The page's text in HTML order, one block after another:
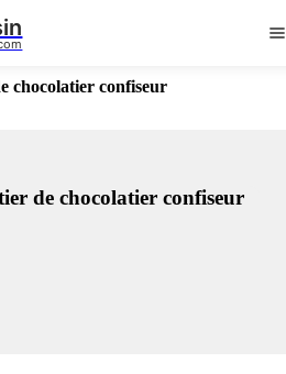
chocolatier confiseur
de chocolatier confiseur